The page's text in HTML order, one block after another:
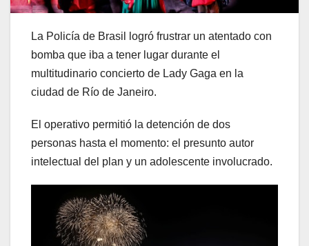
La Policía de Brasil logró frustrar un atentado con
bomba que iba a tener lugar durante el
multitudinario concierto de Lady Gaga en la
ciudad de Río de Janeiro.
El operativo permitió la detención de dos
personas hasta el momento: el presunto autor
intelectual del plan y un adolescente involucrado.